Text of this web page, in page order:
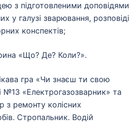
з підготовленими доповідями
у галузі зварювання, розповіді
конспектів;
«Що? Де? Коли?».
гра «Чи знаєш ти свою
№13 «Електрогазозварник» та
з ремонту колісних
Стропальник. Водій